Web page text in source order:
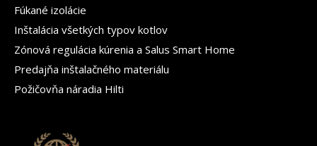
Fúkané izolácie
Inštalácia všetkých typov kotlov
Zónová regulácia kúrenia a Salus Smart Home
Predajňa inštalačného materiálu
Požičovňa náradia Hilti